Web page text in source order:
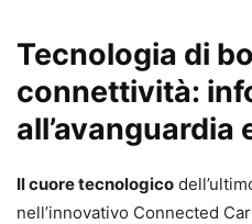
Tecnologia di
connettività:
Il cuore tecnologico
nell’innovativo Connected